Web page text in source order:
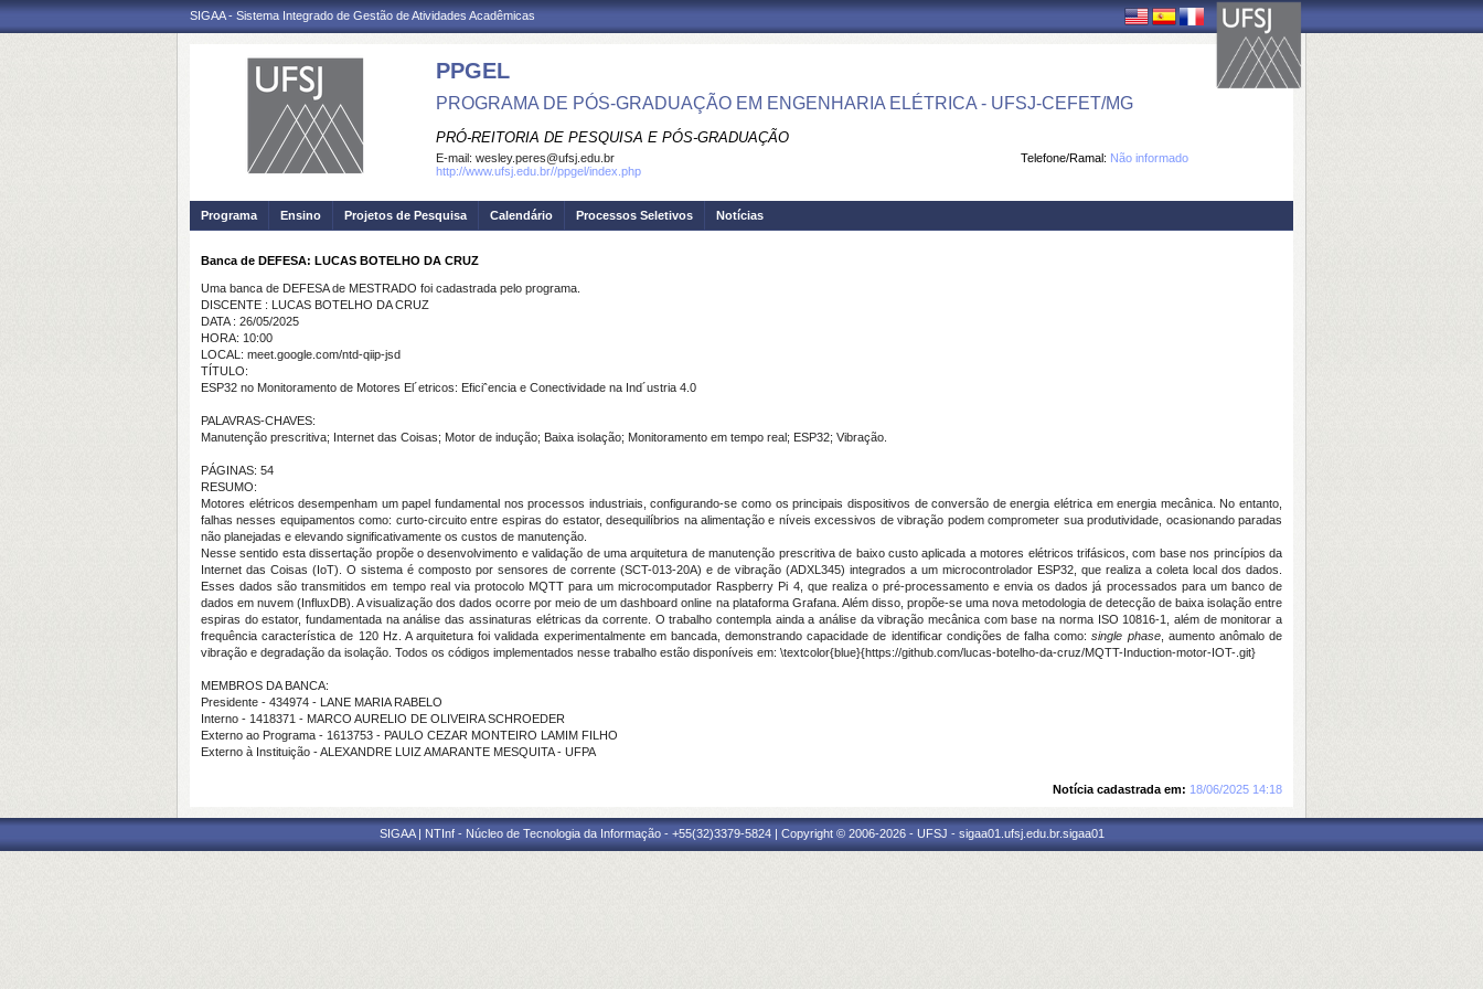
SIGAA - Sistema Integrado de Gestão de Atividades Acadêmicas
PPGEL
PROGRAMA DE PÓS-GRADUAÇÃO EM ENGENHARIA ELÉTRICA - UFSJ-CEFET/MG
PRÓ-REITORIA DE PESQUISA E PÓS-GRADUAÇÃO
Telefone/Ramal: Não informado
E-mail: wesley.peres@ufsj.edu.br
http://www.ufsj.edu.br//ppgel/index.php
Programa Ensino Projetos de Pesquisa Calendário Processos Seletivos Notícias
Banca de DEFESA: LUCAS BOTELHO DA CRUZ
Uma banca de DEFESA de MESTRADO foi cadastrada pelo programa.
DISCENTE : LUCAS BOTELHO DA CRUZ
DATA : 26/05/2025
HORA: 10:00
LOCAL: meet.google.com/ntd-qiip-jsd
TÍTULO:
ESP32 no Monitoramento de Motores El´etricos: Eficiˆencia e Conectividade na Ind´ustria 4.0
PALAVRAS-CHAVES:
Manutenção prescritiva; Internet das Coisas; Motor de indução; Baixa isolação; Monitoramento em tempo real; ESP32; Vibração.
PÁGINAS: 54
RESUMO:
Motores elétricos desempenham um papel fundamental nos processos industriais, configurando-se como os principais dispositivos de conversão de energia elétrica em energia mecânica. No entanto,
falhas nesses equipamentos como: curto-circuito entre espiras do estator, desequilíbrios na alimentação e níveis excessivos de vibração podem comprometer sua produtividade, ocasionando paradas
não planejadas e elevando significativamente os custos de manutenção.
Nesse sentido esta dissertação propõe o desenvolvimento e validação de uma arquitetura de manutenção prescritiva de baixo custo aplicada a motores elétricos trifásicos, com base nos princípios da
Internet das Coisas (IoT). O sistema é composto por sensores de corrente (SCT-013-20A) e de vibração (ADXL345) integrados a um microcontrolador ESP32, que realiza a coleta local dos dados.
Esses dados são transmitidos em tempo real via protocolo MQTT para um microcomputador Raspberry Pi 4, que realiza o pré-processamento e envia os dados já processados para um banco de
dados em nuvem (InfluxDB). A visualização dos dados ocorre por meio de um dashboard online na plataforma Grafana. Além disso, propõe-se uma nova metodologia de detecção de baixa isolação entre
espiras do estator, fundamentada na análise das assinaturas elétricas da corrente. O trabalho contempla ainda a análise da vibração mecânica com base na norma ISO 10816-1, além de monitorar a
frequência característica de 120 Hz. A arquitetura foi validada experimentalmente em bancada, demonstrando capacidade de identificar condições de falha como:single phase, aumento anômalo de
vibração e degradação da isolação. Todos os códigos implementados nesse trabalho estão disponíveis em: \textcolor{blue}{https://github.com/lucas-botelho-da-cruz/MQTT-Induction-motor-IOT-.git}
MEMBROS DA BANCA:
Presidente - 434974 - LANE MARIA RABELO
Interno - 1418371 - MARCO AURELIO DE OLIVEIRA SCHROEDER
Externo ao Programa - 1613753 - PAULO CEZAR MONTEIRO LAMIM FILHO
Externo à Instituição - ALEXANDRE LUIZ AMARANTE MESQUITA - UFPA
Notícia cadastrada em: 18/06/2025 14:18
SIGAA | NTInf - Núcleo de Tecnologia da Informação - +55(32)3379-5824 | Copyright © 2006-2026 - UFSJ - sigaa01.ufsj.edu.br.sigaa01